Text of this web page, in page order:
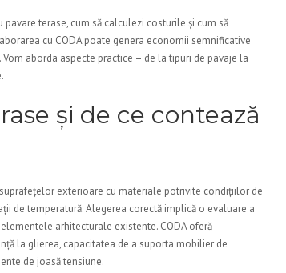
terase, cum să calculezi costurile și cum să
cu CODA poate genera economii semnificative
aborda aspecte practice – de la tipuri de pavaje la
și de ce contează
exterioare cu materiale potrivite condițiilor de
de temperatură. Alegerea corectă implică o evaluare a
arhitecturale existente. CODA oferă
la glierea, capacitatea de a suporta mobilier de
de joasă tensiune.